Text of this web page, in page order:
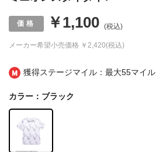
獲得ステージマイル：最大55マイル
メーカー希望小売価格 ￥2,420(税込)
￥1,100 (税込)
カラー：ブラック